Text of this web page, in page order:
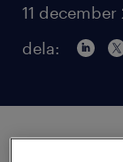
11 december
dela:
Att skämta